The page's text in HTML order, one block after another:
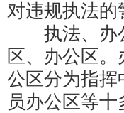
对违规执法的
执法、办公
区、办公区
公区分为指挥
员办公区等